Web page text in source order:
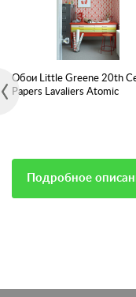
Обои Little Greene 20th
Papers Lavaliers Atomic
Подробное